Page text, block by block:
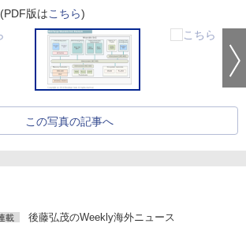
版はこちら)
この写真の記事へ
載 後藤弘茂のWeekly海外ニュース